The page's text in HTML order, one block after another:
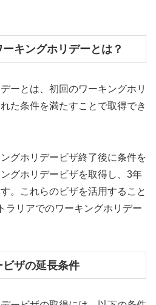
キングホリデーとは？
ーとは、初回のワーキングホリ
た条件を満たすことで取得でき
グホリデービザ終了後に条件を
グホリデービザを取得し、3年
。これらのビザを活用すること
ラリアでのワーキングホリデー
ザの延長条件